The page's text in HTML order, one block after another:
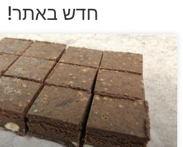
חדש באתר!